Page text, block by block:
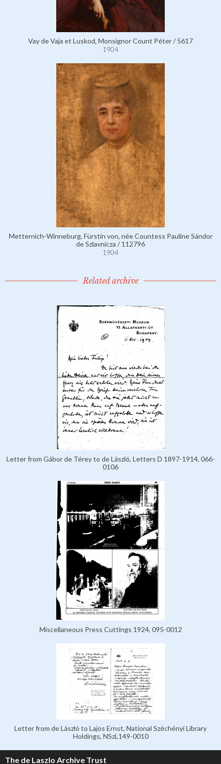
Vay de Vaja et Luskod, Monsignor Count Péter / 5617
1904
Metternich-Winneburg, Fürstin von, née Countess Pauline Sándor
de Szlavnicza / 112796
1904
Related archive
Letter from Gábor de Térey to de László, Letters D 1897-1914, 066-
0106
Miscellaneous Press Cuttings 1924, 095-0012
Letter from de László to Lajos Ernst, National Széchényi Library
Holdings, NSzL149-0010
The de Laszlo Archive Trust